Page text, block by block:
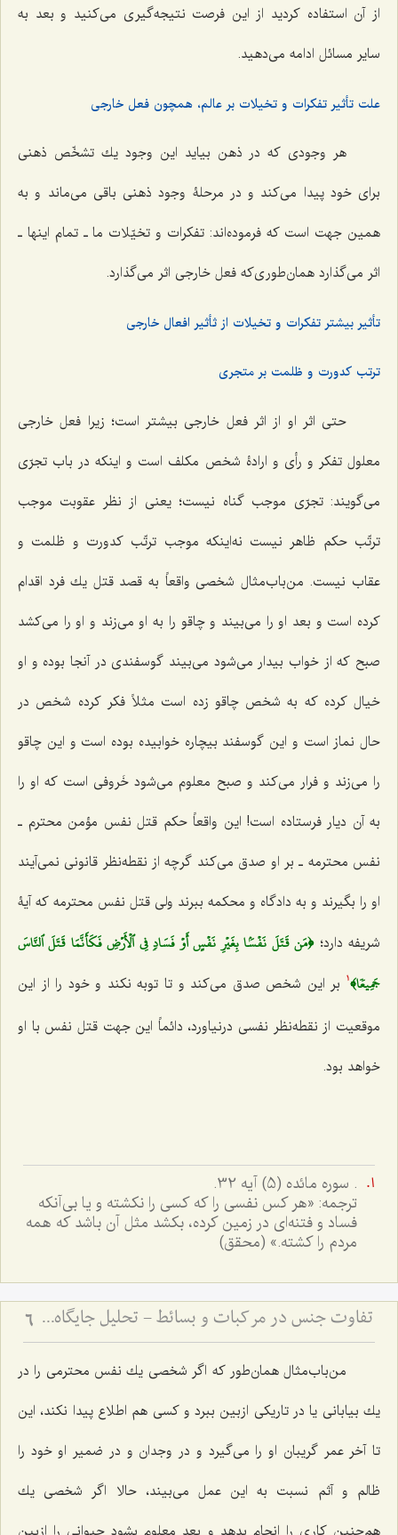
از آن استفاده كردید از این فرصت نتیجه‌گیرى مى‌كنید و بعد به
سایر مسائل ادامه مى‌دهید.
علت تأثیر تفکرات و تخیلات بر عالم، همچون فعل خارجی
هر وجودى كه در ذهن بیاید این وجود یك تشخّص ذهنى
برای خود پیدا مى‌كند و در مرحلۀ وجود ذهنى باقى مى‌ماند و به
همین جهت است كه فرموده‌اند: تفكرات و تخیّلات ما ـ تمام اینها ـ
اثر مى‌گذارد همان‌طوری‌كه فعل خارجى اثر مى‌گذارد.
تأثیر بیشتر تفکرات و تخیلات از ثأثیر افعال خارجی
ترتب کدورت و ظلمت بر متجری
حتى اثر او از اثر فعل خارجى بیشتر است؛ زیرا فعل خارجى
معلول تفكر و رأى و ارادۀ شخص مكلف است و اینكه در باب تجرّی
مى‌گویند: تجرّى موجب گناه نیست؛ یعنى از نظر عقوبت موجب
ترتّب حكم ظاهر نیست نه‌اینکه موجب ترتّب كدورت و ظلمت و
عقاب نیست. من‌باب‌مثال شخصى واقعاً به قصد قتل یك فرد اقدام
كرده است و بعد او را مى‌بیند و چاقو را به او مى‌زند و او را مى‌كشد
صبح كه از خواب بیدار مى‌شود مى‌بیند گوسفندى در آنجا بوده و او
خیال کرده که به شخص چاقو زده است مثلاً فکر کرده شخص در
حال نماز است و این گوسفند بیچاره خوابیده بوده است و این چاقو
را مى‌زند و فرار مى‌كند و صبح معلوم مى‌شود خَروفى است كه او را
به آن دیار فرستاده است! این واقعاً حكم قتل نفس مؤمن محترم ـ
نفس محترمه ـ بر او صدق مى‌كند گرچه از نقطه‌نظر قانونى نمی‌آیند
او را بگیرند و به دادگاه و محكمه ببرند ولى قتل نفس محترمه كه آیۀ
شریفه دارد؛ ﴿مَن قَتَلَ نَفۡسَۢا بِغَيۡرِ نَفۡسٍ أَوۡ فَسَادٖ فِي ٱلۡأَرۡضِ فَكَأَنَّمَا قَتَلَ ٱلنَّاسَ
جَمِيعٗا﴾1
بر این شخص صدق مى‌كند و تا توبه نكند و خود را از این
موقعیت از نقطه‌نظر نفسى درنیاورد، دائماً این جهت قتل نفس با او
خواهد بود.
. سوره مائده (5) آیه 32.
ترجمه: «هر کس نفسی را که کسی را نکشته و یا بی‌آنکه
فساد و فتنه‌ای در زمین کرده، بکشد مثل آن باشد که همه
مردم را کشته.» (محقق)
تفاوت جنس در مرکبات و بسائط - تحلیل جایگاه ماده و صورت در هستی‌شناسی فلسفی 6
من‌باب‌مثال همان‌طور که اگر شخصی یك نفس محترمى را در
یك بیابانی یا در تاریكى ازبین ببرد و كسى هم اطلاع پیدا نكند، این
تا آخر عمر گریبان او را مى‌گیرد و در وجدان و در ضمیر او خود را
ظالم و آثم نسبت به این عمل مى‌بیند، حالا اگر شخصى یك